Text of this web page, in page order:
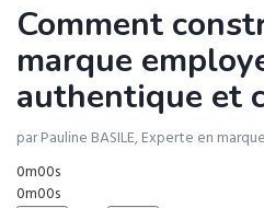
Comment
marque
authentique et
par Pauline BASILE, Experte en
0m00s
0m00s